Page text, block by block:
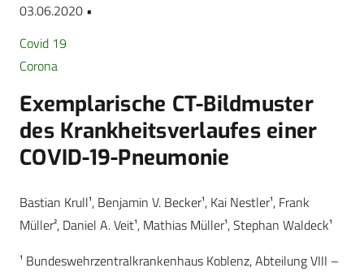
03.06.2020 •
Covid 19
Corona
Exemplarische CT-Bildmuster
des Krankheitsverlaufes einer
COVID-19-Pneumonie
Bastian Krull¹, Benjamin V. Becker¹, Kai Nestler¹, Frank
Müller², Daniel A. Veit¹, Mathias Müller¹, Stephan Waldeck¹
¹ Bundeswehrzentralkrankenhaus Koblenz, Abteilung VIII –